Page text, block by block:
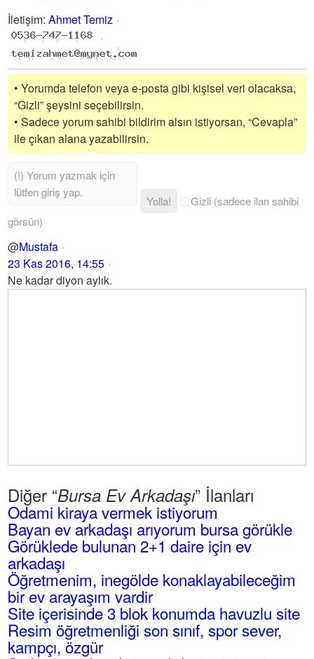
İletişim:Ahmet Temiz
• Yorumda telefon veya e-posta gibi kişisel veri olacaksa,
“Gizli” şeysini seçebilirsin.
• Sadece yorum sahibi bildirim alsın istiyorsan, “Cevapla”
ile çıkan alana yazabilirsin.
Yolla!
Gizli (sadece ilan sahibi
görsün)
@Mustafa
23 Kas 2016, 14:55
Ne kadar diyon aylık.
Diğer “Bursa Ev Arkadaşı” İlanları
Odami kiraya vermek istiyorum
Bayan ev arkadaşı arıyorum bursa görükle
Görüklede bulunan 2+1 daire için ev
arkadaşı
Öğretmenim, inegölde konaklayabileceğim
bir ev arayaşım vardir
Site içerisinde 3 blok konumda havuzlu site
Resim öğretmenliği son sınıf, spor sever,
kampçı, özgür